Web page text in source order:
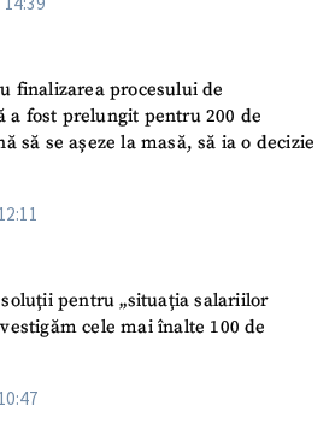
finalizarea procesului de
a fost prelungit pentru 200 de
să se așeze la masă, să ia o decizie
pentru „situația salariilor
cele mai înalte 100 de